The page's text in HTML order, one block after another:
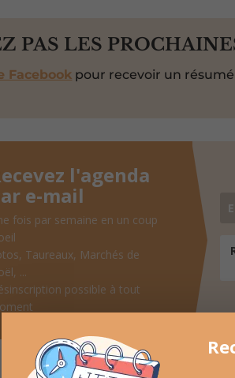
PAS LES
Facebook pour recevoir un
l'agenda
e-mail
fois par semaine en un coup
Taureaux, Marchés de
...
possible à tout